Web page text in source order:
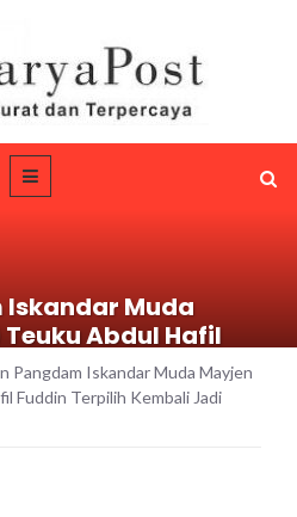
Muda
Abdul Hafil
Jadi Ketum PB
Pangdam Iskandar Muda Mayjen
Fuddin Terpilih Kembali Jadi